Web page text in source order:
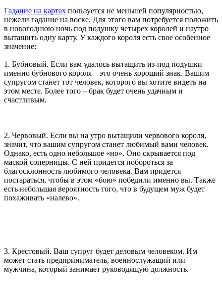
Гадание на картах пользуется не меньшей популярностью,
нежели гадание на воске. Для этого вам потребуется положить
в новогоднюю ночь под подушку четырех королей и наутро
вытащить одну карту. У каждого короля есть свое особенное
значение:
1. Бубновый. Если вам удалось вытащить из-под подушки
именно бубнового короля – это очень хороший знак. Вашим
супругом станет тот человек, которого вы хотите видеть на
этом месте. Более того – брак будет очень удачным и
счастливым.
2. Червовый. Если вы на утро вытащили червового короля,
значит, что вашим супругом станет любимый вами человек.
Однако, есть одно небольшое «но». Оно скрывается под
маской соперницы. С ней придется побороться за
благосклонность любимого человека. Вам придется
постараться, чтобы в этом «бою» победили именно вы. Также
есть небольшая вероятность того, что в будущем муж будет
похаживать «налево».
3. Крестовый. Ваш супруг будет деловым человеком. Им
может стать предприниматель, военнослужащий или
мужчина, который занимает руководящую должность.